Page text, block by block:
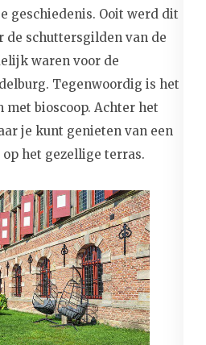
geschiedenis. Ooit werd dit
de schuttersgilden van de
waren voor de
Tegenwoordig is het
met bioscoop. Achter het
je kunt genieten van een
het gezellige terras.